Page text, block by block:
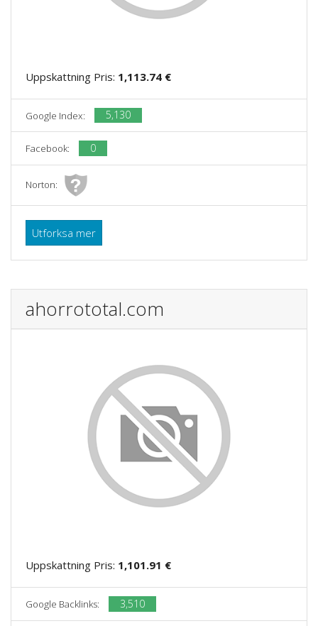
Uppskattning Pris: 1,113.74 €
Google Index: 5,130
Facebook: 0
Norton:
Utforksa mer
ahorrototal.com
Uppskattning Pris: 1,101.91 €
Google Backlinks: 3,510